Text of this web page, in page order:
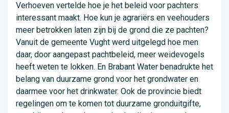
Verhoeven vertelde hoe je het beleid voor pachters
interessant maakt. Hoe kun je agrariërs en veehouders
meer betrokken laten zijn bij de grond die ze pachten?
Vanuit de gemeente Vught werd uitgelegd hoe men
daar, door aangepast pachtbeleid, meer weidevogels
heeft weten te lokken. En Brabant Water benadrukte het
belang van duurzame grond voor het grondwater en
daarmee voor het drinkwater. Ook de provincie biedt
regelingen om te komen tot duurzame gronduitgifte,